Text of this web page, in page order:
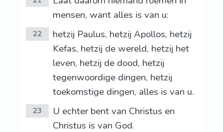
mensen, want alles is van u:
22
hetzij Paulus, hetzij Apollos, hetzij
Kefas, hetzij de wereld, hetzij het
leven, hetzij de dood, hetzij
tegenwoordige dingen, hetzij
toekomstige dingen, alles is van u.
23
U echter bent van Christus en
Christus is van God.